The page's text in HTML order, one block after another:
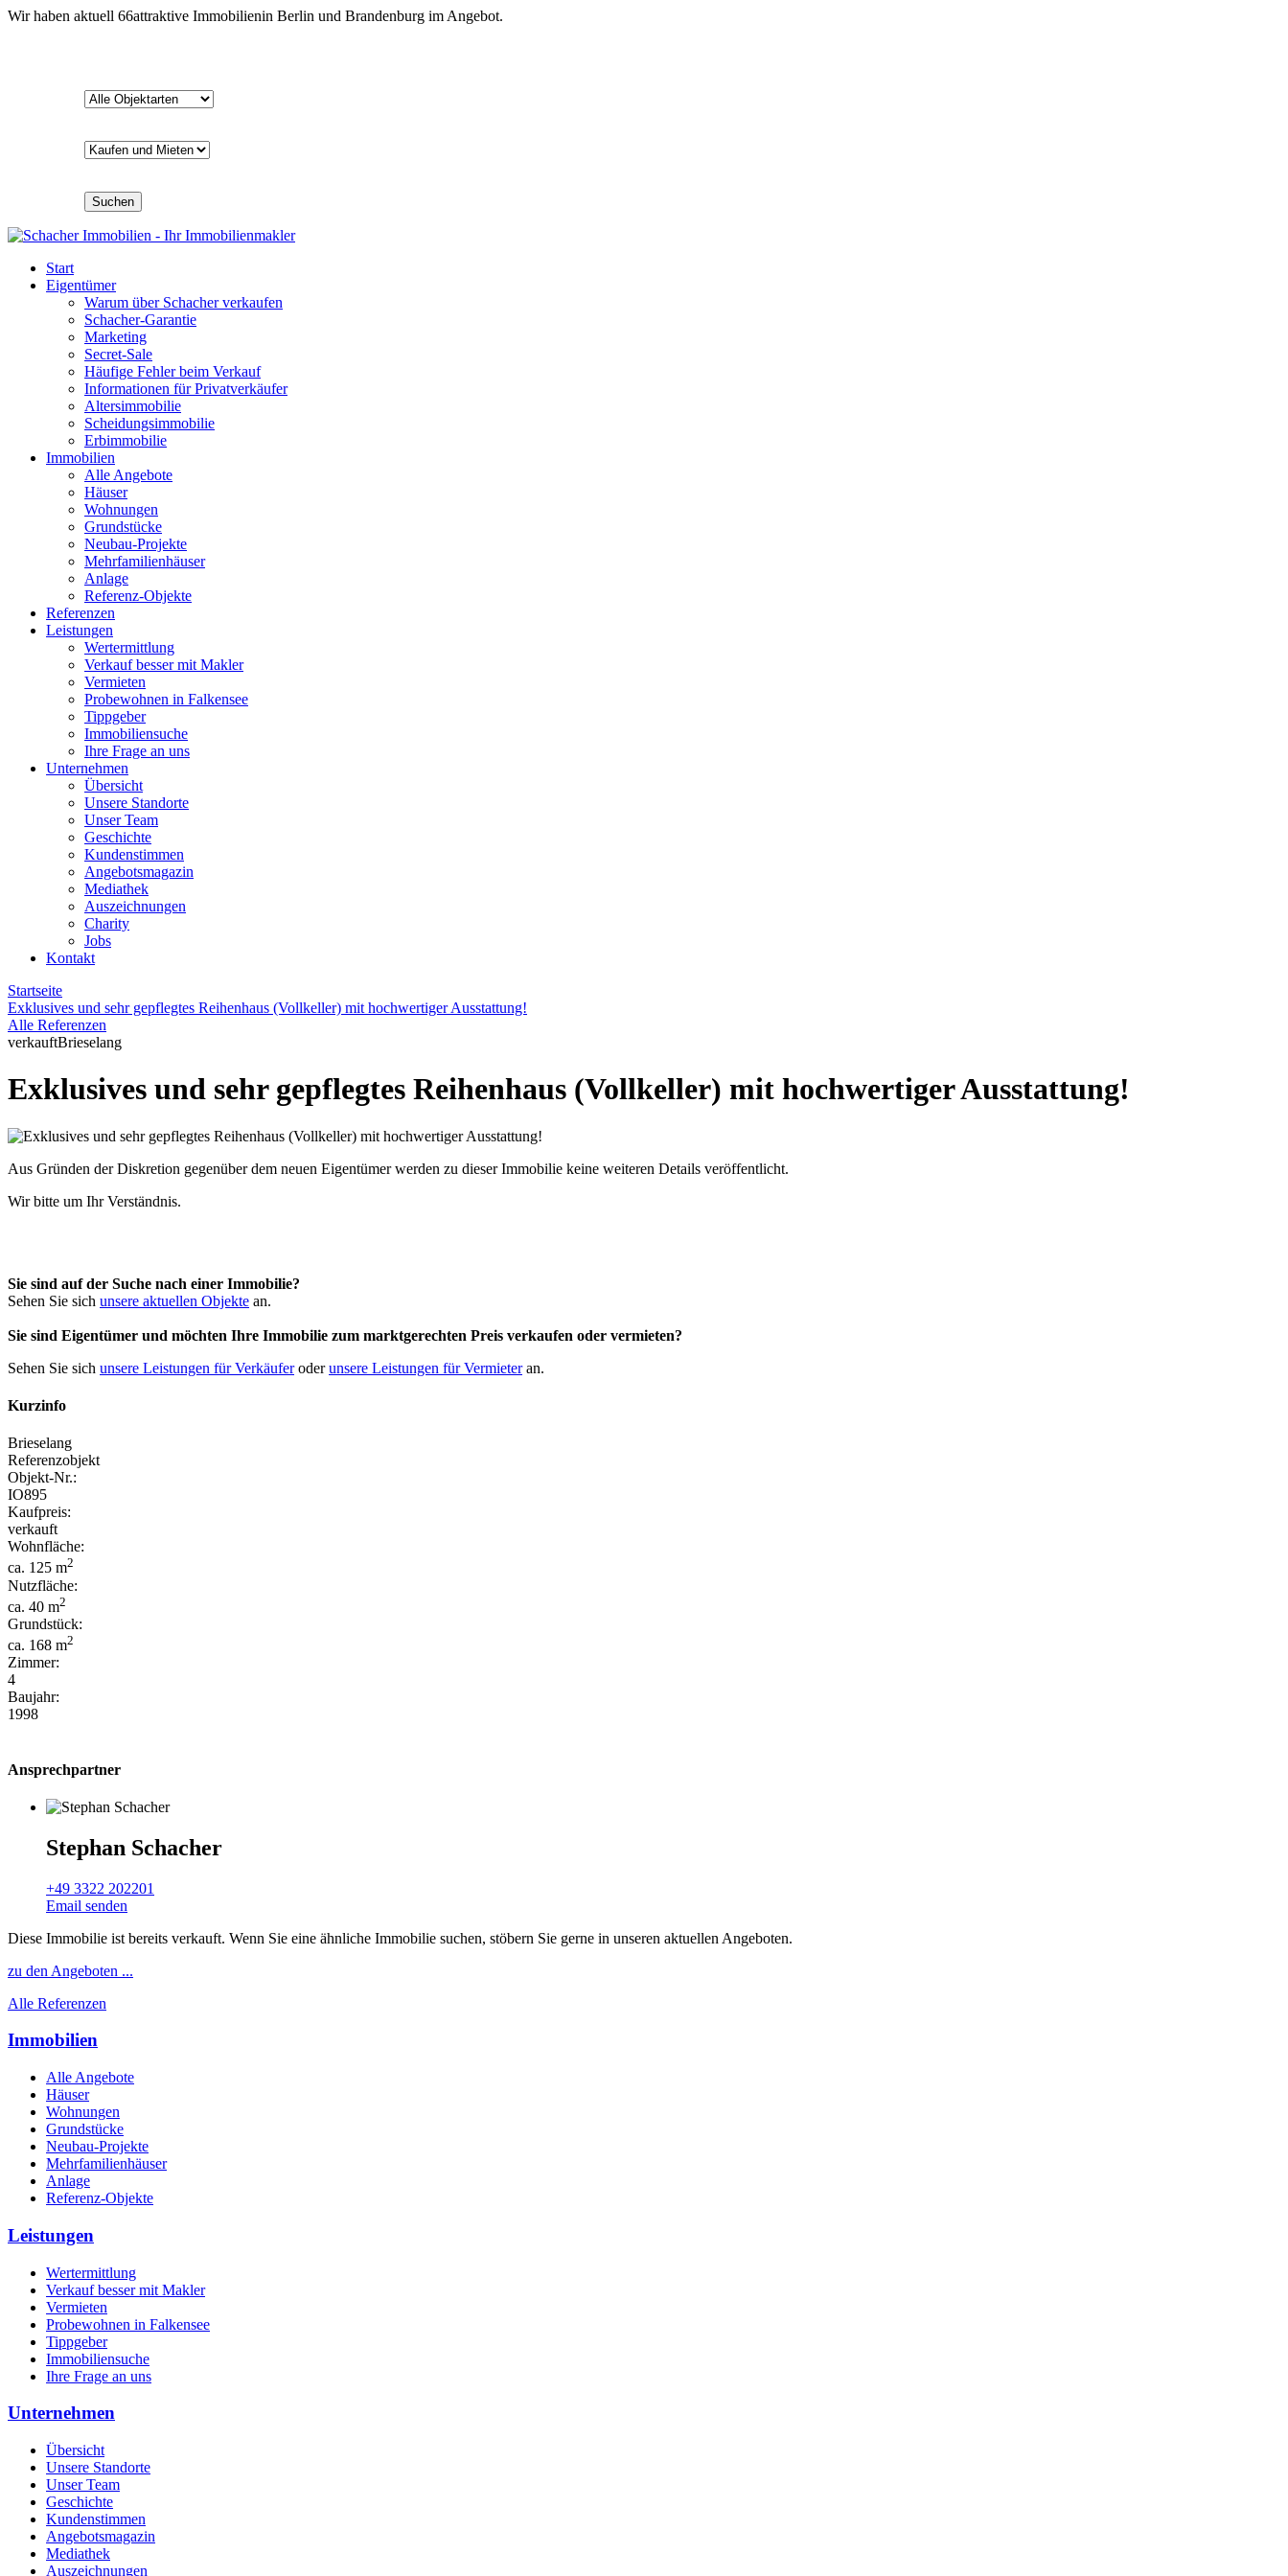
Wir haben aktuell 66attraktive Immobilienin Berlin und Brandenburg im Angebot.
Suchen
Start
Eigentümer
Warum über Schacher verkaufen
Schacher-Garantie
Marketing
Secret-Sale
Häufige Fehler beim Verkauf
Informationen für Privatverkäufer
Altersimmobilie
Scheidungsimmobilie
Erbimmobilie
Immobilien
Alle Angebote
Häuser
Wohnungen
Grundstücke
Neubau-Projekte
Mehrfamilienhäuser
Anlage
Referenz-Objekte
Referenzen
Leistungen
Wertermittlung
Verkauf besser mit Makler
Vermieten
Probewohnen in Falkensee
Tippgeber
Immobiliensuche
Ihre Frage an uns
Unternehmen
Übersicht
Unsere Standorte
Unser Team
Geschichte
Kundenstimmen
Angebotsmagazin
Mediathek
Auszeichnungen
Charity
Jobs
Kontakt
Startseite
Exklusives und sehr gepflegtes Reihenhaus (Vollkeller) mit hochwertiger Ausstattung!
Alle Referenzen
verkauftBrieselang
Exklusives und sehr gepflegtes Reihenhaus (Vollkeller) mit hochwertiger Ausstattung!
Aus Gründen der Diskretion gegenüber dem neuen Eigentümer werden zu dieser Immobilie keine weiteren Details veröffentlicht.
Wir bitte um Ihr Verständnis.
Sie sind auf der Suche nach einer Immobilie?
Sehen Sie sich unsere aktuellen Objekte an.
Sie sind Eigentümer und möchten Ihre Immobilie zum marktgerechten Preis verkaufen oder vermieten?
Sehen Sie sich unsere Leistungen für Verkäuferoderunsere Leistungen für Vermieteran.
Kurzinfo
Brieselang
Referenzobjekt
Objekt-Nr.:
IO895
Kaufpreis:
verkauft
Wohnfläche:
ca. 125 m2
Nutzfläche:
ca. 40 m2
Grundstück:
ca. 168 m2
Zimmer:
4
Baujahr:
1998
Ansprechpartner
Stephan Schacher
+49 3322 202201
Email senden
Diese Immobilie ist bereits verkauft. Wenn Sie eine ähnliche Immobilie suchen, stöbern Sie gerne in unseren aktuellen Angeboten.
zu den Angeboten ...
Alle Referenzen
Immobilien
Alle Angebote
Häuser
Wohnungen
Grundstücke
Neubau-Projekte
Mehrfamilienhäuser
Anlage
Referenz-Objekte
Leistungen
Wertermittlung
Verkauf besser mit Makler
Vermieten
Probewohnen in Falkensee
Tippgeber
Immobiliensuche
Ihre Frage an uns
Unternehmen
Übersicht
Unsere Standorte
Unser Team
Geschichte
Kundenstimmen
Angebotsmagazin
Mediathek
Auszeichnungen